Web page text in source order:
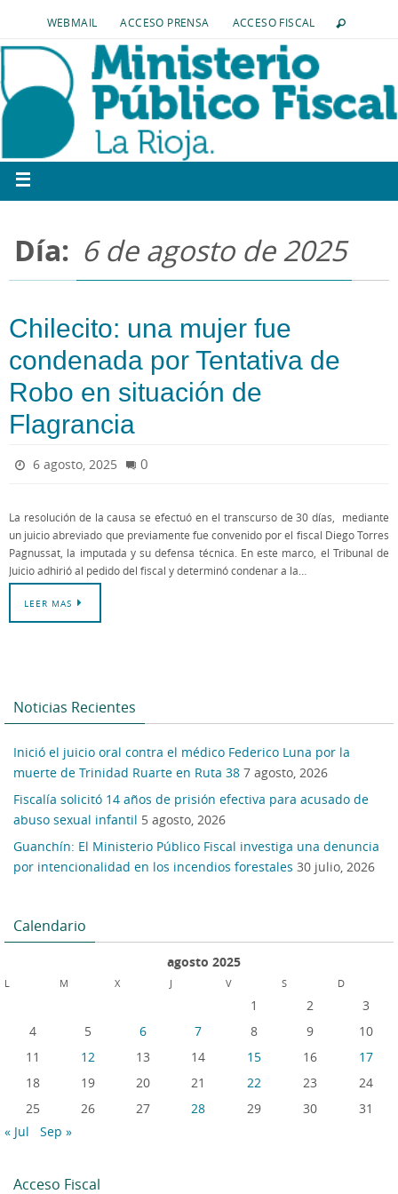
WEBMAIL ACCESO PRENSA ACCESO FISCAL
Día: 6 de agosto de 2025
Chilecito: una mujer fue
condenada por Tentativa de
Robo en situación de
Flagrancia
6 agosto, 2025 0
La resolución de la causa se efectuó en el transcurso de 30 días, mediante
un juicio abreviado que previamente fue convenido por el fiscal Diego Torres
Pagnussat, la imputada y su defensa técnica. En este marco, el Tribunal de
Juicio adhirió al pedido del fiscal y determinó condenar a la…
LEER MAS
Noticias Recientes
Inició el juicio oral contra el médico Federico Luna por la
muerte de Trinidad Ruarte en Ruta 38 7 agosto, 2026
Fiscalía solicitó 14 años de prisión efectiva para acusado de
abuso sexual infantil 5 agosto, 2026
Guanchín: El Ministerio Público Fiscal investiga una denuncia
por intencionalidad en los incendios forestales 30 julio, 2026
Calendario
agosto 2025
L M X J V S D
1 2
3
4
5 6 7 8 9
10
11
12 13 14 15 16
17
18
19 20 21 22 23
24
25
26 27 28 29 30
31
« Jul
Sep »
Acceso Fiscal